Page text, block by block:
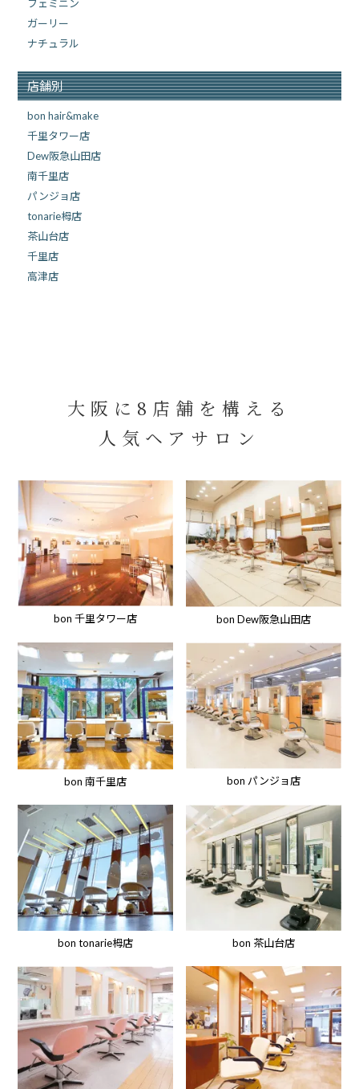
フェミニン
ガーリー
ナチュラル
店舗別
bon hair&make
千里タワー店
Dew阪急山田店
南千里店
パンジョ店
tonarie栂店
茶山台店
千里店
高津店
大阪に8店舗を構える
人気ヘアサロン
bon 千里タワー店 bon Dew阪急山田店
bon 南千里店 bon パンジョ店
bon tonarie栂店 bon 茶山台店